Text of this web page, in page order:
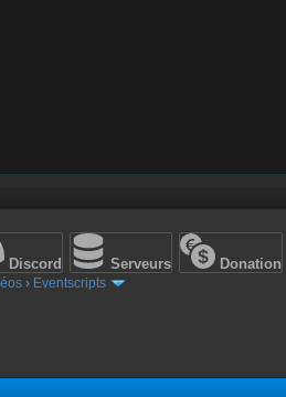
Discord Serveurs Donation
› Eventscripts